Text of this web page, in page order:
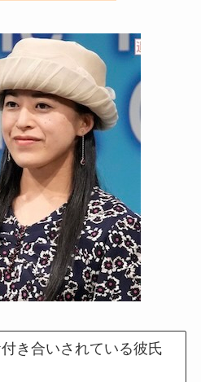
き合いされている彼氏